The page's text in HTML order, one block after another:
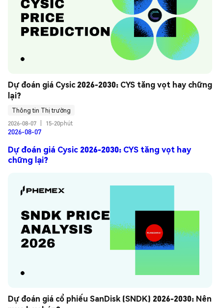
Dự đoán giá Cysic 2026-2030: CYS tăng vọt hay chững
lại?
Thông tin Thị trường
2026-08-07
15-20phút
2026-08-07
Dự đoán giá Cysic 2026-2030: CYS tăng vọt hay
chững lại?
Dự đoán giá cổ phiếu SanDisk (SNDK) 2026-2030: Nên